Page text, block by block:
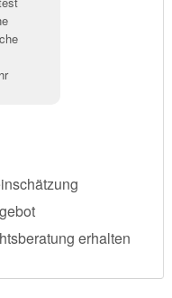
erhalten